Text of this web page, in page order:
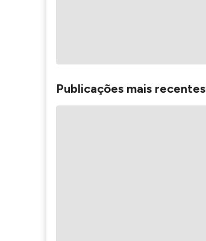
Publicações mais recentes